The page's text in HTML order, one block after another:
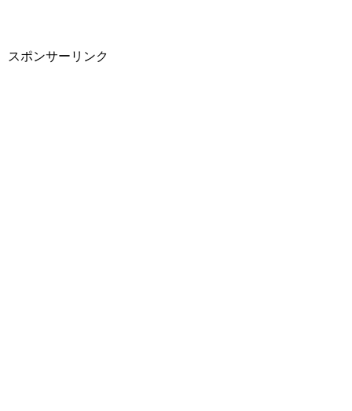
スポンサーリンク